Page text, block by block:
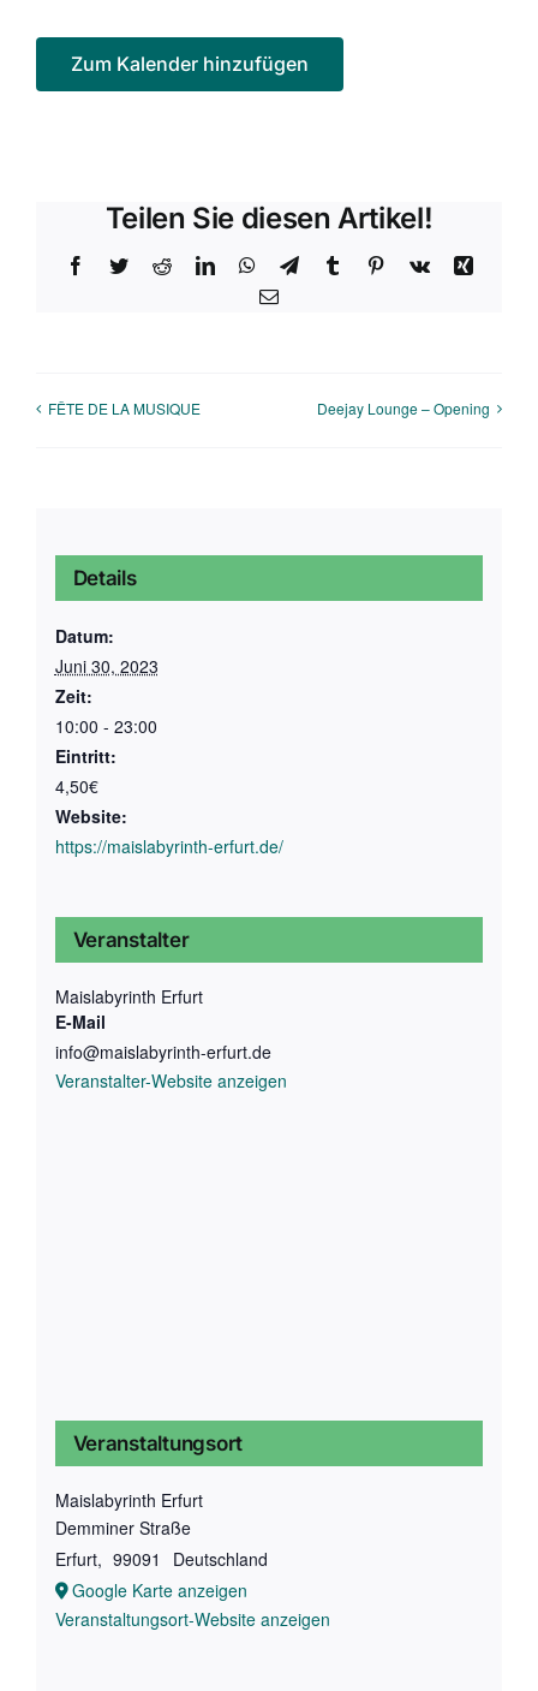
Zum Kalender hinzufügen
Teilen Sie diesen Artikel!
Facebook
TwitterRedditLinkedInWhatsApp
TelegramTumblrPinterest
Vk
Xing
E-
FÊTE DE LA MUSIQUE Deejay Lounge – Opening
Details
Datum:
Juni 30, 2023
Zeit:
10:00 - 23:00
Eintritt:
4,50€
Website:
https://maislabyrinth-erfurt.de/
Veranstalter
Maislabyrinth Erfurt
E-Mail
info@maislabyrinth-erfurt.de
Veranstalter-Website anzeigen
Veranstaltungsort
Maislabyrinth Erfurt
Demminer Straße
Erfurt, 99091
Deutschland
Google Karte anzeigen
Veranstaltungsort-Website anzeigen